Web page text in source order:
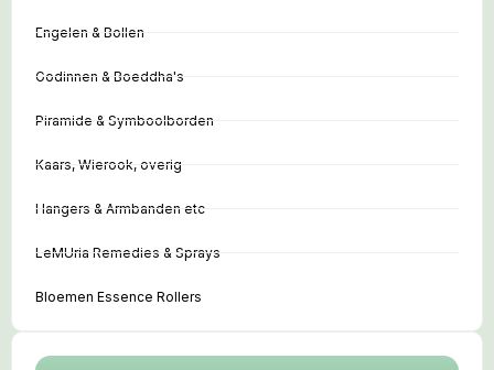
Engelen & Bollen
Godinnen & Boeddha's
Piramide & Symboolborden
Kaars, Wierook, overig
Hangers & Armbanden etc
LeMUria Remedies & Sprays
Bloemen Essence Rollers